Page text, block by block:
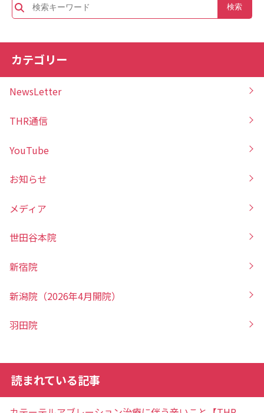
カテゴリー
NewsLetter
THR通信
YouTube
お知らせ
メディア
世田谷本院
新宿院
新潟院（2026年4月開院）
羽田院
読まれている記事